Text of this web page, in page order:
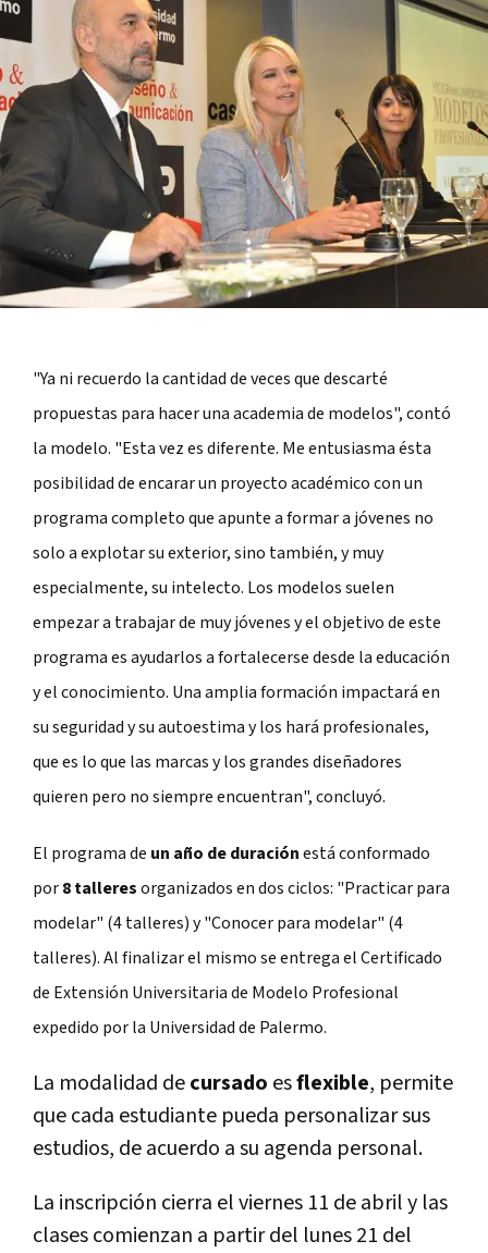
"Ya ni recuerdo la cantidad de veces que descarté
propuestas para hacer una academia de modelos", contó
la modelo. "Esta vez es diferente. Me entusiasma ésta
posibilidad de encarar un proyecto académico con un
programa completo que apunte a formar a jóvenes no
solo a explotar su exterior, sino también, y muy
especialmente, su intelecto. Los modelos suelen
empezar a trabajar de muy jóvenes y el objetivo de este
programa es ayudarlos a fortalecerse desde la educación
y el conocimiento. Una amplia formación impactará en
su seguridad y su autoestima y los hará profesionales,
que es lo que las marcas y los grandes diseñadores
quieren pero no siempre encuentran", concluyó.
El programa de un año de duraciónestá conformado
por8 talleresorganizados en dos ciclos: "Practicar para
modelar" (4 talleres) y "Conocer para modelar" (4
talleres).Al finalizar el mismo se entrega el Certificado
de Extensión Universitaria de Modelo Profesional
expedido por la Universidad de Palermo.
La modalidad decursado esflexible, permite
que cada estudiante pueda personalizar sus
estudios, de acuerdo a su agenda personal.
La inscripción cierra el viernes 11 de abril y las
clases comienzan a partir del lunes 21 del